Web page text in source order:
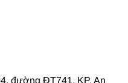
đường ĐT741, KP. An